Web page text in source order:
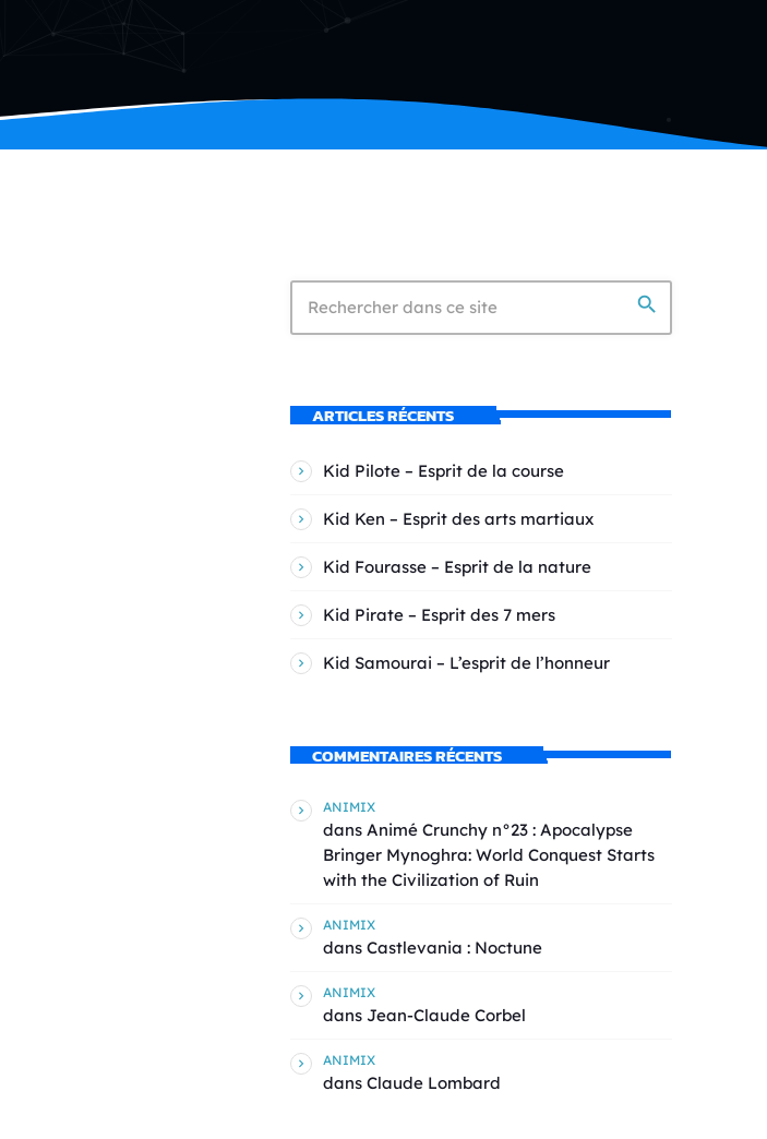
search
ARTICLES RÉCENTS
Kid Pilote – Esprit de la course
Kid Ken – Esprit des arts martiaux
Kid Fourasse – Esprit de la nature
Kid Pirate – Esprit des 7 mers
Kid Samourai – L’esprit de l’honneur
COMMENTAIRES RÉCENTS
ANIMIX
dans Animé Crunchy n°23 : Apocalypse
Bringer Mynoghra: World Conquest Starts
with the Civilization of Ruin
ANIMIX
dans Castlevania : Noctune
ANIMIX
dans Jean-Claude Corbel
ANIMIX
dans Claude Lombard